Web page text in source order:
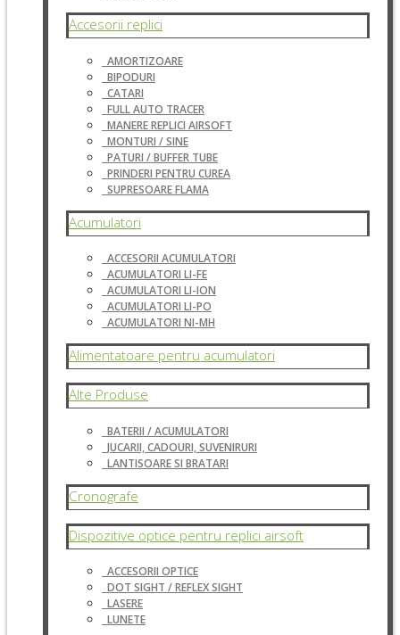
Accesorii replici
AMORTIZOARE
BIPODURI
CATARI
FULL AUTO TRACER
MANERE REPLICI AIRSOFT
MONTURI / SINE
PATURI / BUFFER TUBE
PRINDERI PENTRU CUREA
SUPRESOARE FLAMA
Acumulatori
ACCESORII ACUMULATORI
ACUMULATORI LI-FE
ACUMULATORI LI-ION
ACUMULATORI LI-PO
ACUMULATORI NI-MH
Alimentatoare pentru acumulatori
Alte Produse
BATERII / ACUMULATORI
JUCARII, CADOURI, SUVENIRURI
LANTISOARE SI BRATARI
Cronografe
Dispozitive optice pentru replici airsoft
ACCESORII OPTICE
DOT SIGHT / REFLEX SIGHT
LASERE
LUNETE